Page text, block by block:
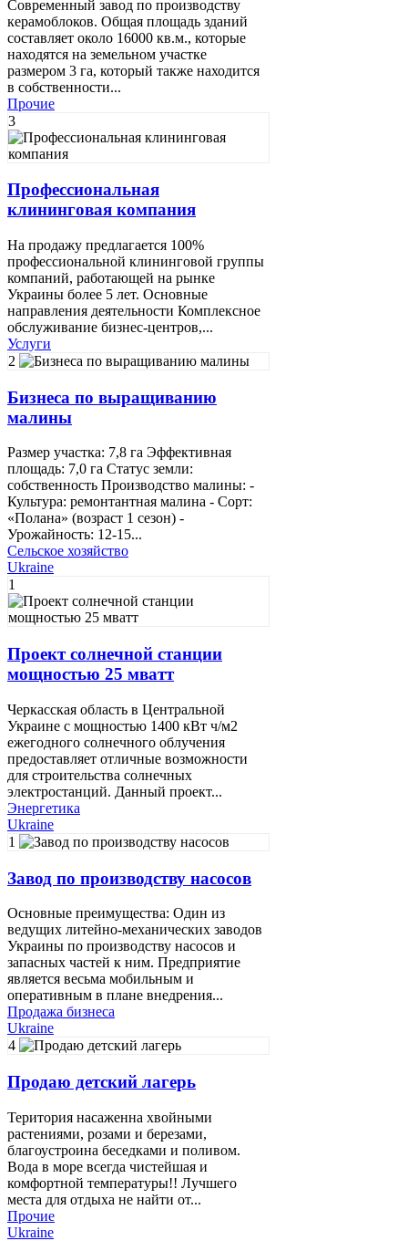
Cовременный завод по производству
керамоблоков. Общая площадь зданий
составляет около 16000 кв.м., которые
находятся на земельном участке
размером 3 га, который также находится
в собственности...
Прочие
3
Профессиональная
клининговая компания
На продажу предлагается 100%
профессиональной клининговой группы
компаний, работающей на рынке
Украины более 5 лет. Основные
направления деятельности Комплексное
обслуживание бизнес-центров,...
Услуги
2
Бизнеса по выращиванию
малины
Размер участка: 7,8 га Эффективная
площадь: 7,0 га Статус земли:
собственность Производство малины: -
Культура: ремонтантная малина - Cорт:
«Полана» (возраст 1 сезон) -
Урожайность: 12-15...
Сельское хозяйство
Ukraine
1
Проект солнечной станции
мощностью 25 мватт
Черкасская область в Центральной
Украине с мощностью 1400 кВт ч/м2
ежегодного солнечного облучения
предоставляет отличные возможности
для строительства солнечных
электростанций. Данный проект...
Энергетика
Ukraine
1
Завод по производству насосов
Основные преимущества: Один из
ведущих литейно-механических заводов
Украины по производству насосов и
запасных частей к ним. Предприятие
является весьма мобильным и
оперативным в плане внедрения...
Продажа бизнеса
Ukraine
4
Продаю детский лагерь
Територия насаженна хвойными
растениями, розами и березами,
благоустроина беседками и поливом.
Вода в море всегда чистейшая и
комфортной температуры!! Лучшего
места для отдыха не найти от...
Прочие
Ukraine